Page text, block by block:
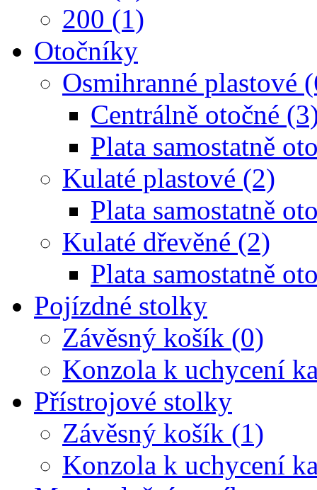
200 (1)
Otočníky
Osmihranné plastové
Centrálně otočné
Plata samostatně
Kulaté plastové (2)
Plata samostatně
Kulaté dřevěné (2)
Plata samostatně
Pojízdné stolky
Závěsný košík (0)
Konzola k uchycení
Přístrojové stolky
Závěsný košík (1)
Konzola k uchycení